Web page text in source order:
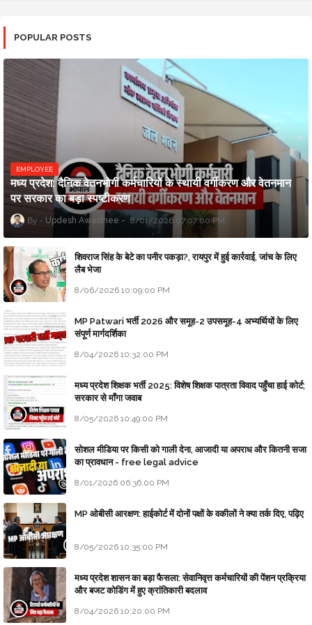
POPULAR POSTS
EMPLOYEE
मध्य प्रदेश: दैनिक वेतनभोगी कर्मचारियों के स्थायी वर्गीकरण और वेतनमान
पर सरकार का बड़ा स्पष्टीकरण
Updesh Awasthee 8/01/2026 07:07:00 PM
शिवराज सिंह के बेटे का पनीर पकड़ा?, रायपुर में हुई कार्रवाई, जांच के लिए
लैब भेजा
8/06/2026 10:09:00 PM
MP Patwari भर्ती 2026 और समूह-2 उपसमूह-4 अभ्यर्थियों के लिए
संपूर्ण मार्गदर्शिका
8/04/2026 10:32:00 PM
मध्य प्रदेश शिक्षक भर्ती 2025: विशेष शिक्षक पात्रता विवाद पहुँचा हाई कोर्ट;
सरकार से माँगा जवाब
8/05/2026 10:49:00 PM
सोशल मीडिया पर किसी को गाली देना, आजादी या अपराध और कितनी सजा
का प्रावधान - free legal advice
8/01/2026 06:36:00 PM
MP ओबीसी आरक्षण: हाईकोर्ट में दोनों पक्षों के वकीलों ने क्या तर्क दिए, पढ़िए
8/05/2026 10:35:00 PM
मध्य प्रदेश शासन का बड़ा फैसला: सेवानिवृत्त कर्मचारियों की पेंशन प्रक्रिया
और बजट कोडिंग में हुए क्रांतिकारी बदलाव
8/04/2026 10:20:00 PM